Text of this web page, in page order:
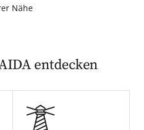
Nähe
entdecken